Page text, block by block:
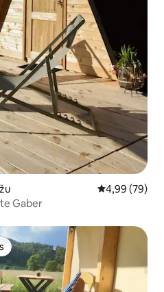
Évaluation
4,99 (79)
Gaber
plus appréciés